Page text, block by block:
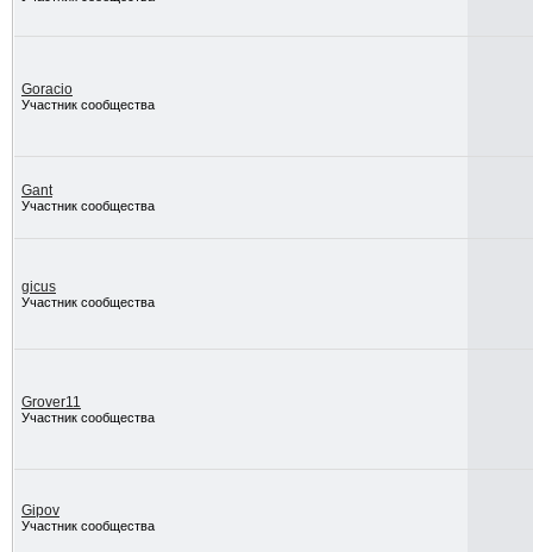
Goracio
Участник сообщества
Gant
Участник сообщества
gicus
Участник сообщества
Grover11
Участник сообщества
Gipov
Участник сообщества